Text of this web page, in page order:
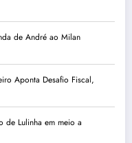
de André ao Milan
Aponta Desafio Fiscal,
de Lulinha em meio a